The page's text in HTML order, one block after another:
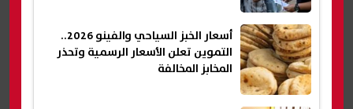
أسعار الخبز السياحي والفينو 2026..
التموين تعلن الأسعار الرسمية وتحذر
المخابز المخالفة